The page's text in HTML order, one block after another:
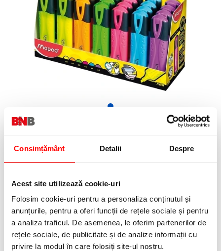
Consimțământ Detalii Despre
Acest site utilizează cookie-uri
Folosim cookie-uri pentru a personaliza conținutul și
anunțurile, pentru a oferi funcții de rețele sociale și pentru
a analiza traficul. De asemenea, le oferim partenerilor de
rețele sociale, de publicitate și de analize informații cu
privire la modul în care folosiți site-ul nostru.
99,99 Lei
100 puncte de fidelitate
Cod produs:742537
Informatii livrare
Telefon: